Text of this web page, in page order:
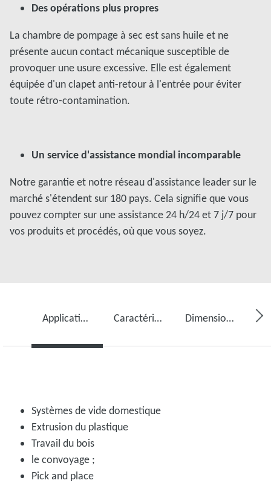
Des opérations plus propres
La chambre de pompage à sec est sans huile et ne
présente aucun contact mécanique susceptible de
provoquer une usure excessive. Elle est également
équipée d'un clapet anti-retour à l'entrée pour éviter
toute rétro-contamination.
Un service d'assistance mondial incomparable
Notre garantie et notre réseau d'assistance leader sur le
marché s'étendent sur 180 pays. Cela signifie que vous
pouvez compter sur une assistance 24 h/24 et 7 j/7 pour
vos produits et procédés, où que vous soyez.
Applications idéales Caractéristiques techniques Dimensions
Systèmes de vide domestique
Extrusion du plastique
Travail du bois
le convoyage ;
Pick and place